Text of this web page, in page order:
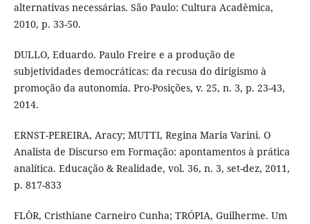
alternativas necessárias. São Paulo: Cultura Acadêmica,
2010, p. 33-50.
DULLO, Eduardo. Paulo Freire e a produção de
subjetividades democráticas: da recusa do dirigismo à
promoção da autonomia. Pro-Posições, v. 25, n. 3, p. 23-43,
2014.
ERNST-PEREIRA, Aracy; MUTTI, Regina Maria Varini. O
Analista de Discurso em Formação: apontamentos à prática
analítica. Educação & Realidade, vol. 36, n. 3, set-dez, 2011,
p. 817-833
FLÔR, Cristhiane Carneiro Cunha; TRÓPIA, Guilherme. Um